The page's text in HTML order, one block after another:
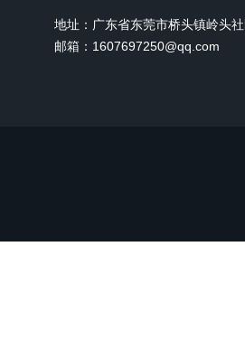
地址：广东省东莞市桥头镇岭头
邮箱：1607697250@qq.com